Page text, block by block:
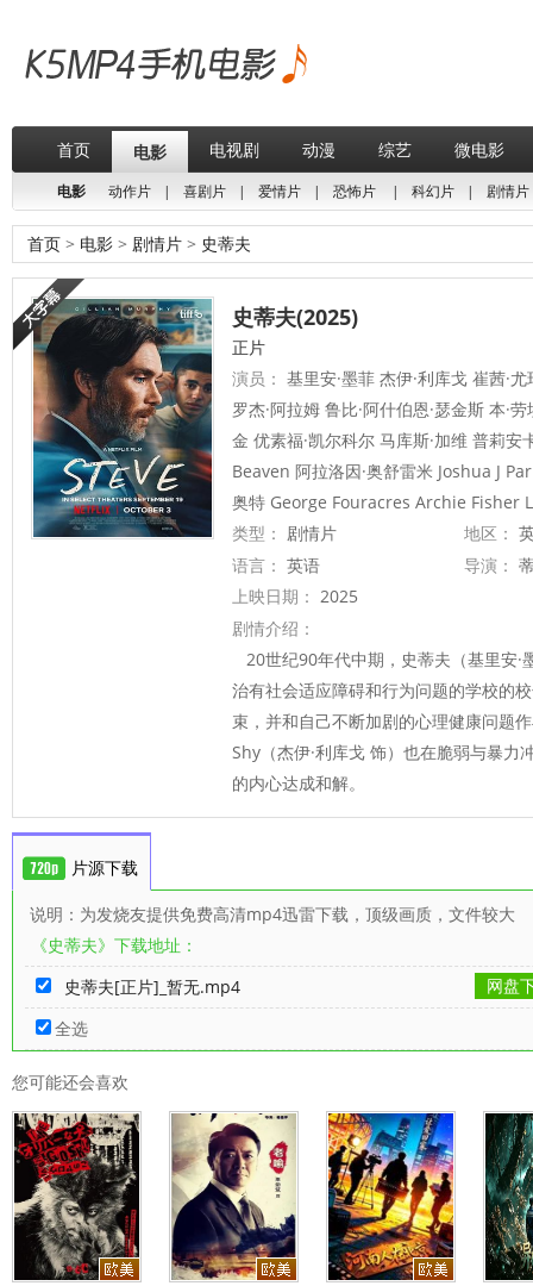
首页 电影 电视剧 动漫 综艺 微电影
电影 动作片 | 喜剧片 | 爱情片 | 恐怖片 | 科幻片 | 剧情片
首页 > 电影 > 剧情片 > 史蒂夫
史蒂夫(2025)
正片
演员： 基里安·墨菲 杰伊·利库戈 崔茜·
罗杰·阿拉姆 鲁比·阿什伯恩·瑟金斯 本·
金 优素福·凯尔科尔 马库斯·加维 普莉安
Beaven 阿拉洛因·奥舒雷米 Joshua J
奥特 George Fouracres Archie Fisher
类型： 剧情片 地区：
语言： 英语 导演：
上映日期： 2025
剧情介绍：
20世纪90年代中期，史蒂夫（基里安·
治有社会适应障碍和行为问题的学校的
束，并和自己不断加剧的心理健康问题
Shy（杰伊·利库戈 饰）也在脆弱与暴力
的内心达成和解。
片源下载
说明：为发烧友提供免费高清mp4迅雷下载，顶级画质，文件较大
《史蒂夫》下载地址：
史蒂夫[正片]_暂无.mp4
网盘
全选
您可能还会喜欢